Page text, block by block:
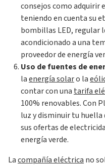
consejos como
teniendo en cuenta su
bombillas LED, regular
acondicionado a una
proveedor de energía
Uso de fuentes de
laenergía solaro la
contar con una tarifa
100% renovables. Con
luz y disminuir tu huella
sus ofertas de
energía verde.
Lacompañía eléctrica no